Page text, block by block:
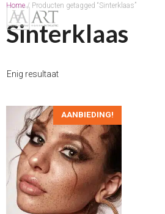
Ga
naar
de
Home/ Producten getagged “Sinterklaas”
Sinterklaas
Enig resultaat
AANBIEDING!